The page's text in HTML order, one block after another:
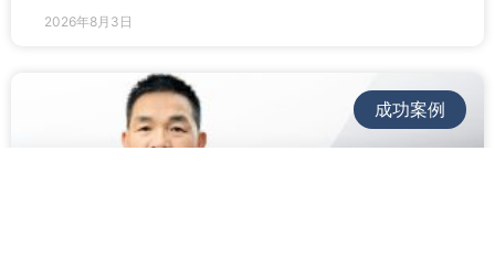
2026年8月3日
成功案例